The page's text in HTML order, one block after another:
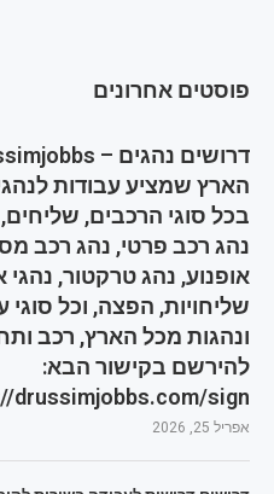
פוסטים אחרונים
הארץ שמציע עבודות
בכל סוגי הרכבים,
נהג רכב פרטי, נהג רכב
אופנוע, נהג טרקטור, נהגי
שליחויות, הפצה, וכל סוגי
ונהגות מכל הארץ, רכב
להירשם בקישור הבא:
drussimjobbs.com/sign/
אפריל 25, 2026